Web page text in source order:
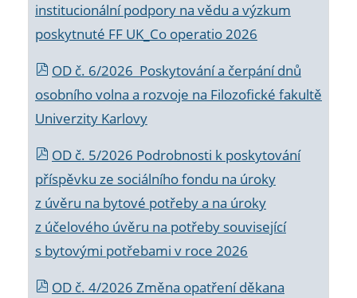
institucionální podpory na vědu a výzkum
poskytnuté FF UK_Co operatio 2026
OD č. 6/2026 Poskytování a čerpání dnů
osobního volna a rozvoje na Filozofické fakultě
Univerzity Karlovy
OD č. 5/2026 Podrobnosti k poskytování
příspěvku ze sociálního fondu na úroky
z úvěru na bytové potřeby a na úroky
z účelového úvěru na potřeby související
s bytovými potřebami v roce 2026
OD č. 4/2026 Změna opatření děkana